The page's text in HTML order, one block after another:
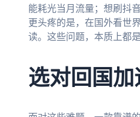
能耗光当月流量；想刷抖
更头疼的是，在国外看世
读。这些问题，本质上都
选对回国